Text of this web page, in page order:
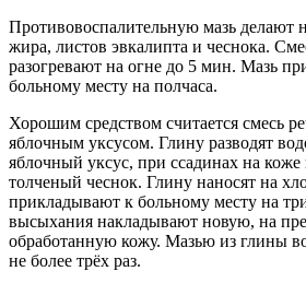
Противовоспалительную мазь делают
жира, листов эвкалипта и чеснока.
разогревают на огне до 5 мин. Мазь
больному месту на полчаса.
Хорошим средством считается смесь
яблочным уксусом. Глину разводят
яблочный уксус, при ссадинах на коже
толченый чеснок. Глину наносят на
прикладывают к больному месту на
высыхания накладывают новую, на
обработанную кожу. Мазью из глины
не более трёх раз.